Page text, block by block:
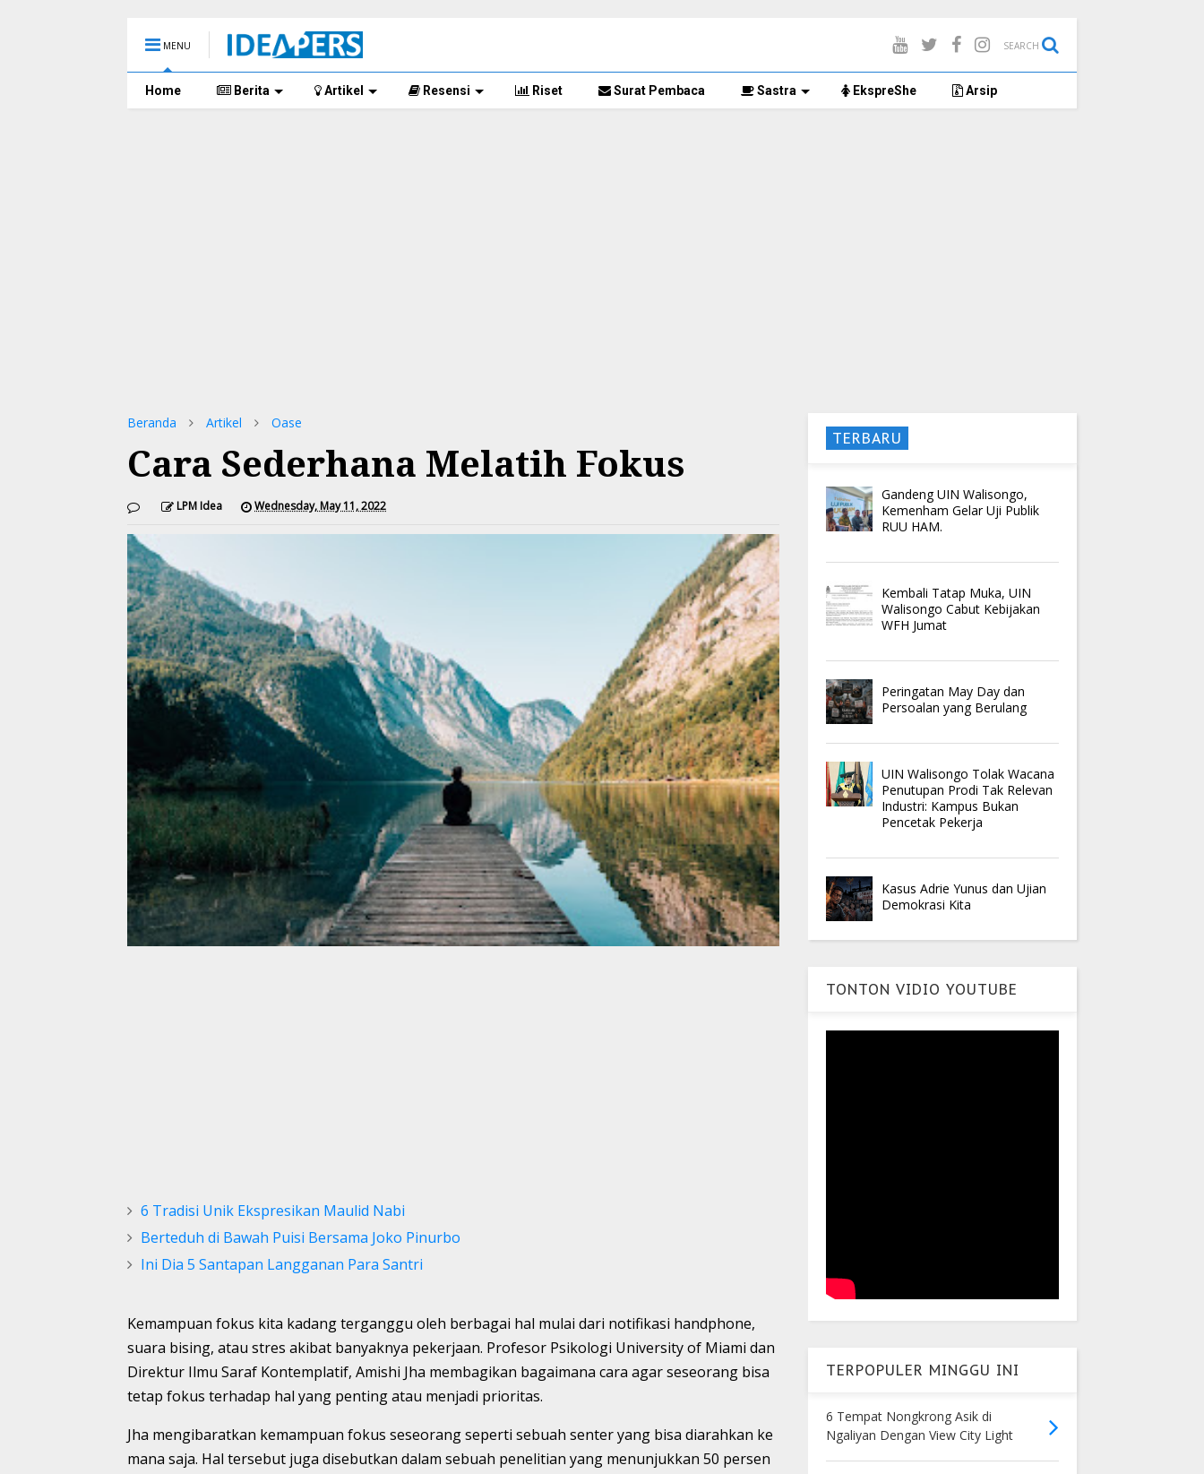
MENU SEARCH
Home Berita Artikel Resensi Riset Surat Pembaca Sastra EkspreShe Arsip
Beranda Artikel Oase
Cara Sederhana Melatih Fokus
LPM Idea Wednesday, May 11, 2022
6 Tradisi Unik Ekspresikan Maulid Nabi
Berteduh di Bawah Puisi Bersama Joko Pinurbo
Ini Dia 5 Santapan Langganan Para Santri
Kemampuan fokus kita kadang terganggu oleh berbagai hal mulai dari notifikasi handphone,
suara bising, atau stres akibat banyaknya pekerjaan. Profesor Psikologi University of Miami dan
Direktur Ilmu Saraf Kontemplatif, Amishi Jha membagikan bagaimana cara agar seseorang bisa
tetap fokus terhadap hal yang penting atau menjadi prioritas.
Jha mengibaratkan kemampuan fokus seseorang seperti sebuah senter yang bisa diarahkan ke
mana saja. Hal tersebut juga disebutkan dalam sebuah penelitian yang menunjukkan 50 persen
TERBARU
Gandeng UIN Walisongo,
Kemenham Gelar Uji Publik
RUU HAM.
Kembali Tatap Muka, UIN
Walisongo Cabut Kebijakan
WFH Jumat
Peringatan May Day dan
Persoalan yang Berulang
UIN Walisongo Tolak Wacana
Penutupan Prodi Tak Relevan
Industri: Kampus Bukan
Pencetak Pekerja
Kasus Adrie Yunus dan Ujian
Demokrasi Kita
TONTON VIDIO YOUTUBE
TERPOPULER MINGGU INI
6 Tempat Nongkrong Asik di
Ngaliyan Dengan View City Light